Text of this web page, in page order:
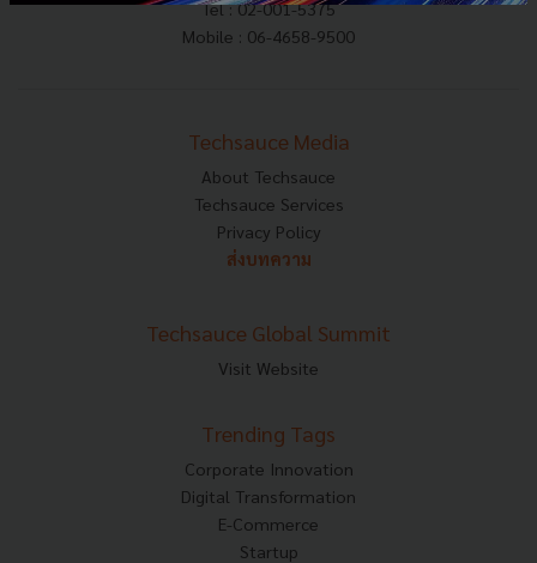
Tel : 02-001-5375
Mobile : 06-4658-9500
Techsauce Media
About Techsauce
Techsauce Services
Privacy Policy
ส่งบทความ
Techsauce Global Summit
Visit Website
Trending Tags
Corporate Innovation
Digital Transformation
E-Commerce
Startup